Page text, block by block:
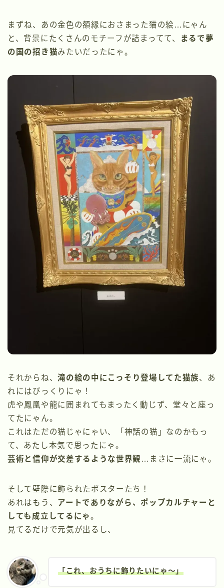
まずね、あの金色の額縁におさまった猫の絵…にゃん
と、背景にたくさんのモチーフが詰まってて、
まるで夢
の国の招き猫みたいだったにゃ。
それからね、滝の絵の中にこっそり登場してた猫族、あ
れにはびっくりにゃ！
虎や鳳凰や龍に囲まれてもまったく動じず、堂々と座っ
てたにゃん。
これはただの猫じゃにゃい、「神話の猫」なのかもっ
て、あたし本気で思ったにゃ。
芸術と信仰が交差するような世界観 …まさに一流にゃ。
そして壁際に飾られたポスターたち！
あれはもう、 アートでありながら、ポップカルチャーと
しても成立してるにゃ。
見てるだけで元気が出るし、
「これ、おうちに飾りたいにゃ〜」